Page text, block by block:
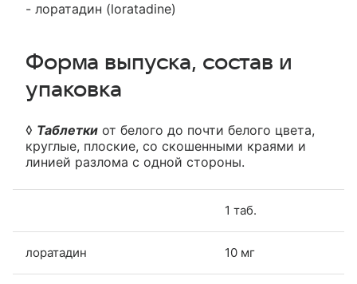
- лоратадин (loratadine)
Форма выпуска, состав и
упаковка
◊ Таблетки от белого до почти белого цвета,
круглые, плоские, со скошенными краями и
линией разлома с одной стороны.
1 таб.
лоратадин 10 мг